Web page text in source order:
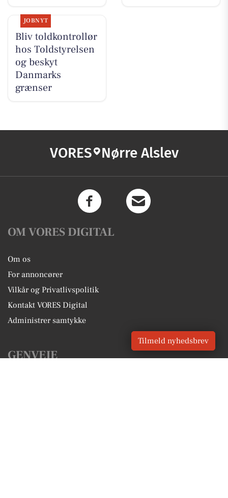
JOBNYT
Bliv toldkontrollør
hos Toldstyrelsen
og beskyt
Danmarks
grænser
VORES Nørre Alslev
OM VORES DIGITAL
Om os
For annoncører
Vilkår og Privatlivspolitik
Kontakt VORES Digital
Administrer samtykke
GENVEJE
Tilmeld nyhedsbrev